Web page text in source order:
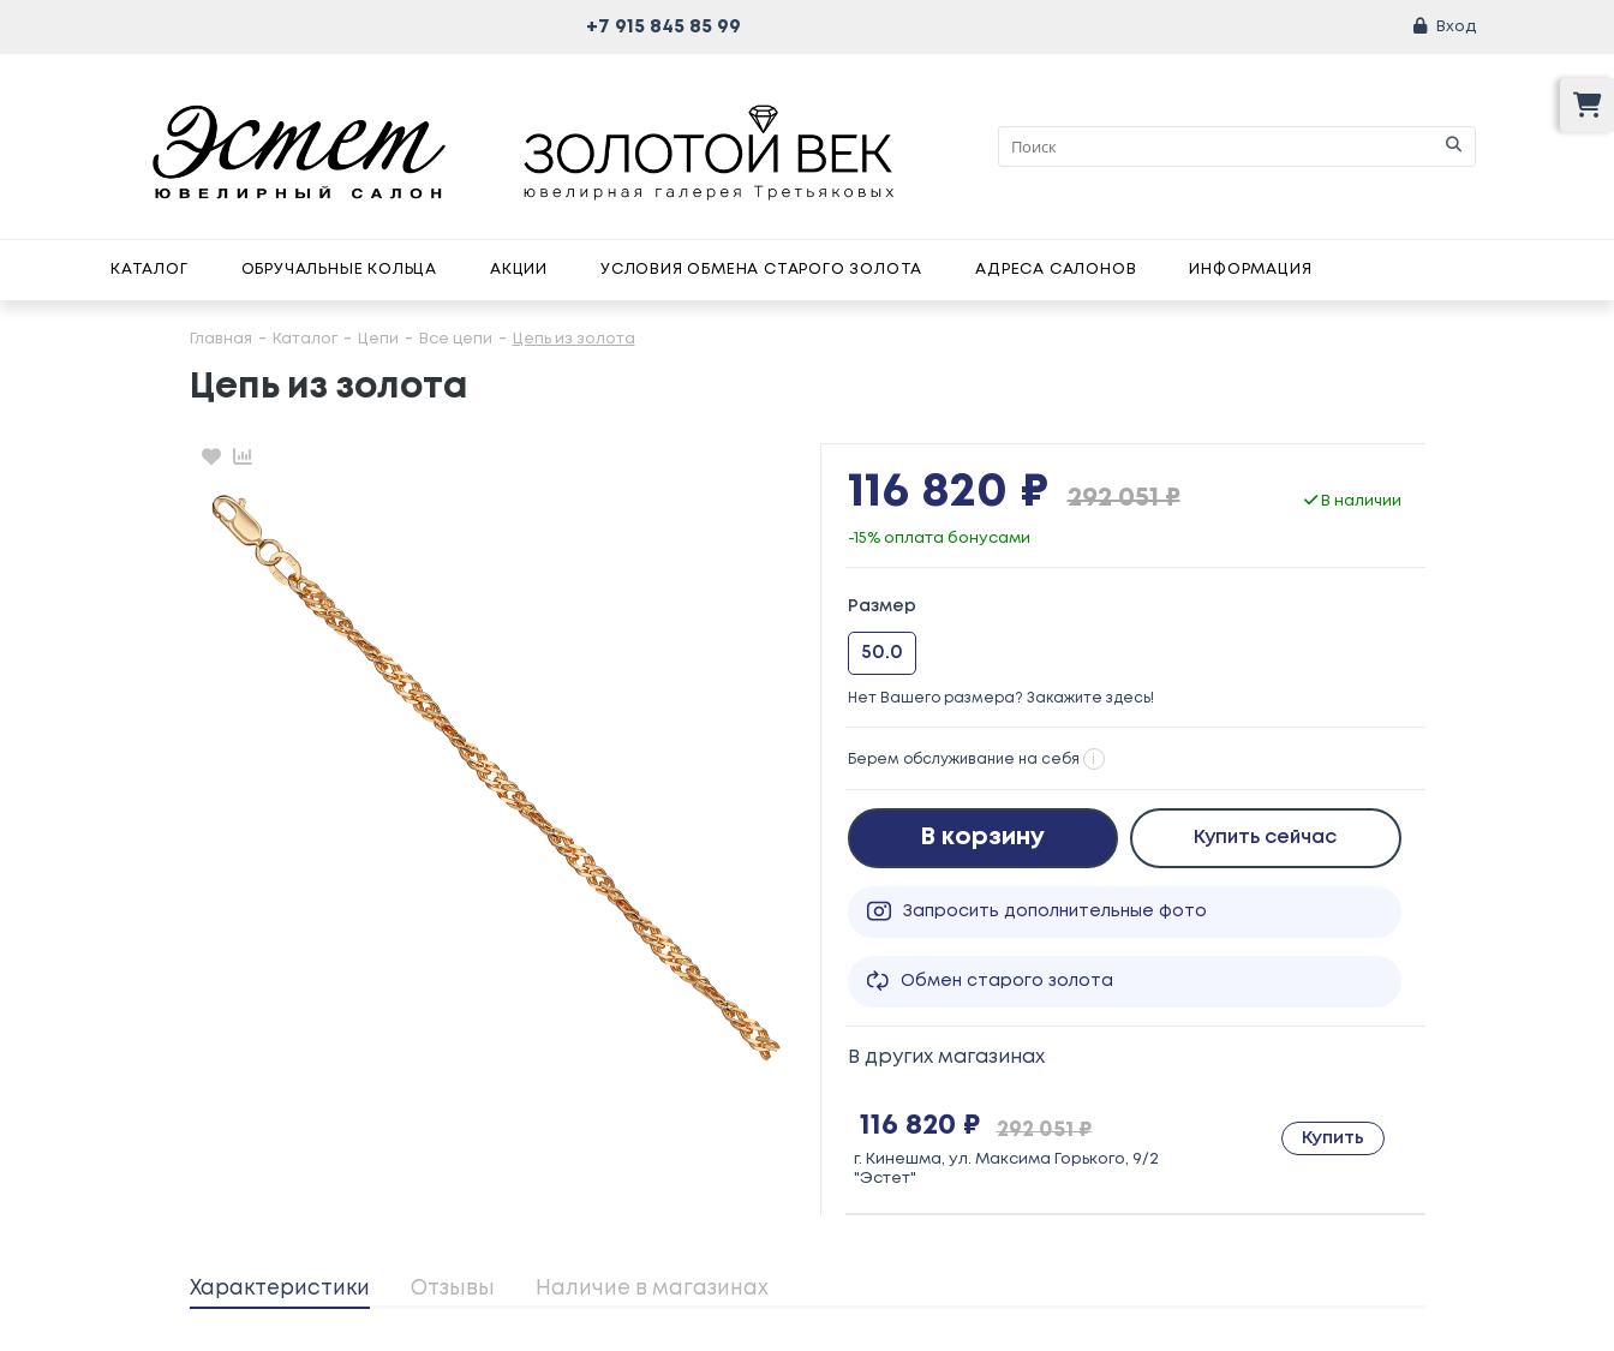
+7 915 845 85 99 Вход
КАТАЛОГ ОБРУЧАЛЬНЫЕ КОЛЬЦА АКЦИИ УСЛОВИЯ ОБМЕНА СТАРОГО ЗОЛОТА АДРЕСА САЛОНОВ ИНФОРМАЦИЯ
Главная Каталог Цепи Все цепи Цепь из золота
Цепь из золота
Избранное
Сравнение
116 820 ₽ 292 051 ₽ В наличии
-15% оплата бонусами
Размер
50.0
Нет Вашего размера? Закажите здесь!
Берем обслуживание на себя i
В корзину Купить сейчас
Запросить дополнительные фото
Обмен старого золота
В других магазинах
116 820 ₽ 292 051 ₽
г. Кинешма, ул. Максима Горького, 9/2
"Эстет"
Купить
Характеристики Отзывы Наличие в магазинах